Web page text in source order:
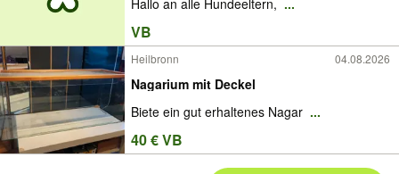
Hallo an alle Hundeeltern, ...
VB
Heilbronn 04.08.2026
Nagarium mit Deckel
Biete ein gut erhaltenes Nagar ...
40 € VB